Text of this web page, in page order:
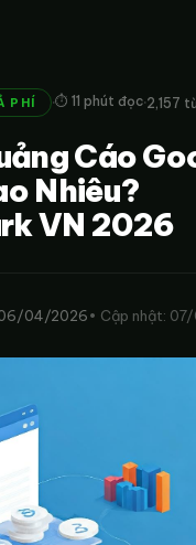
PHÍ ·⏱ 11 phút đọc·2,157
Cáo
Nhiêu?
VN 2026
04/2026• Cập nhật: